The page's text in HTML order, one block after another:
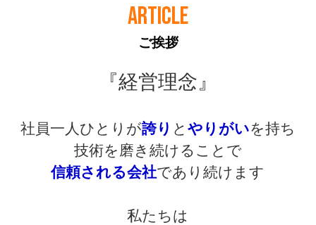
ARTICLE
ご挨拶